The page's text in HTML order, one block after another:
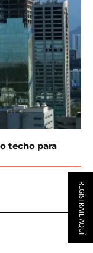
techo para
REGÍSTRATE AQUÍ